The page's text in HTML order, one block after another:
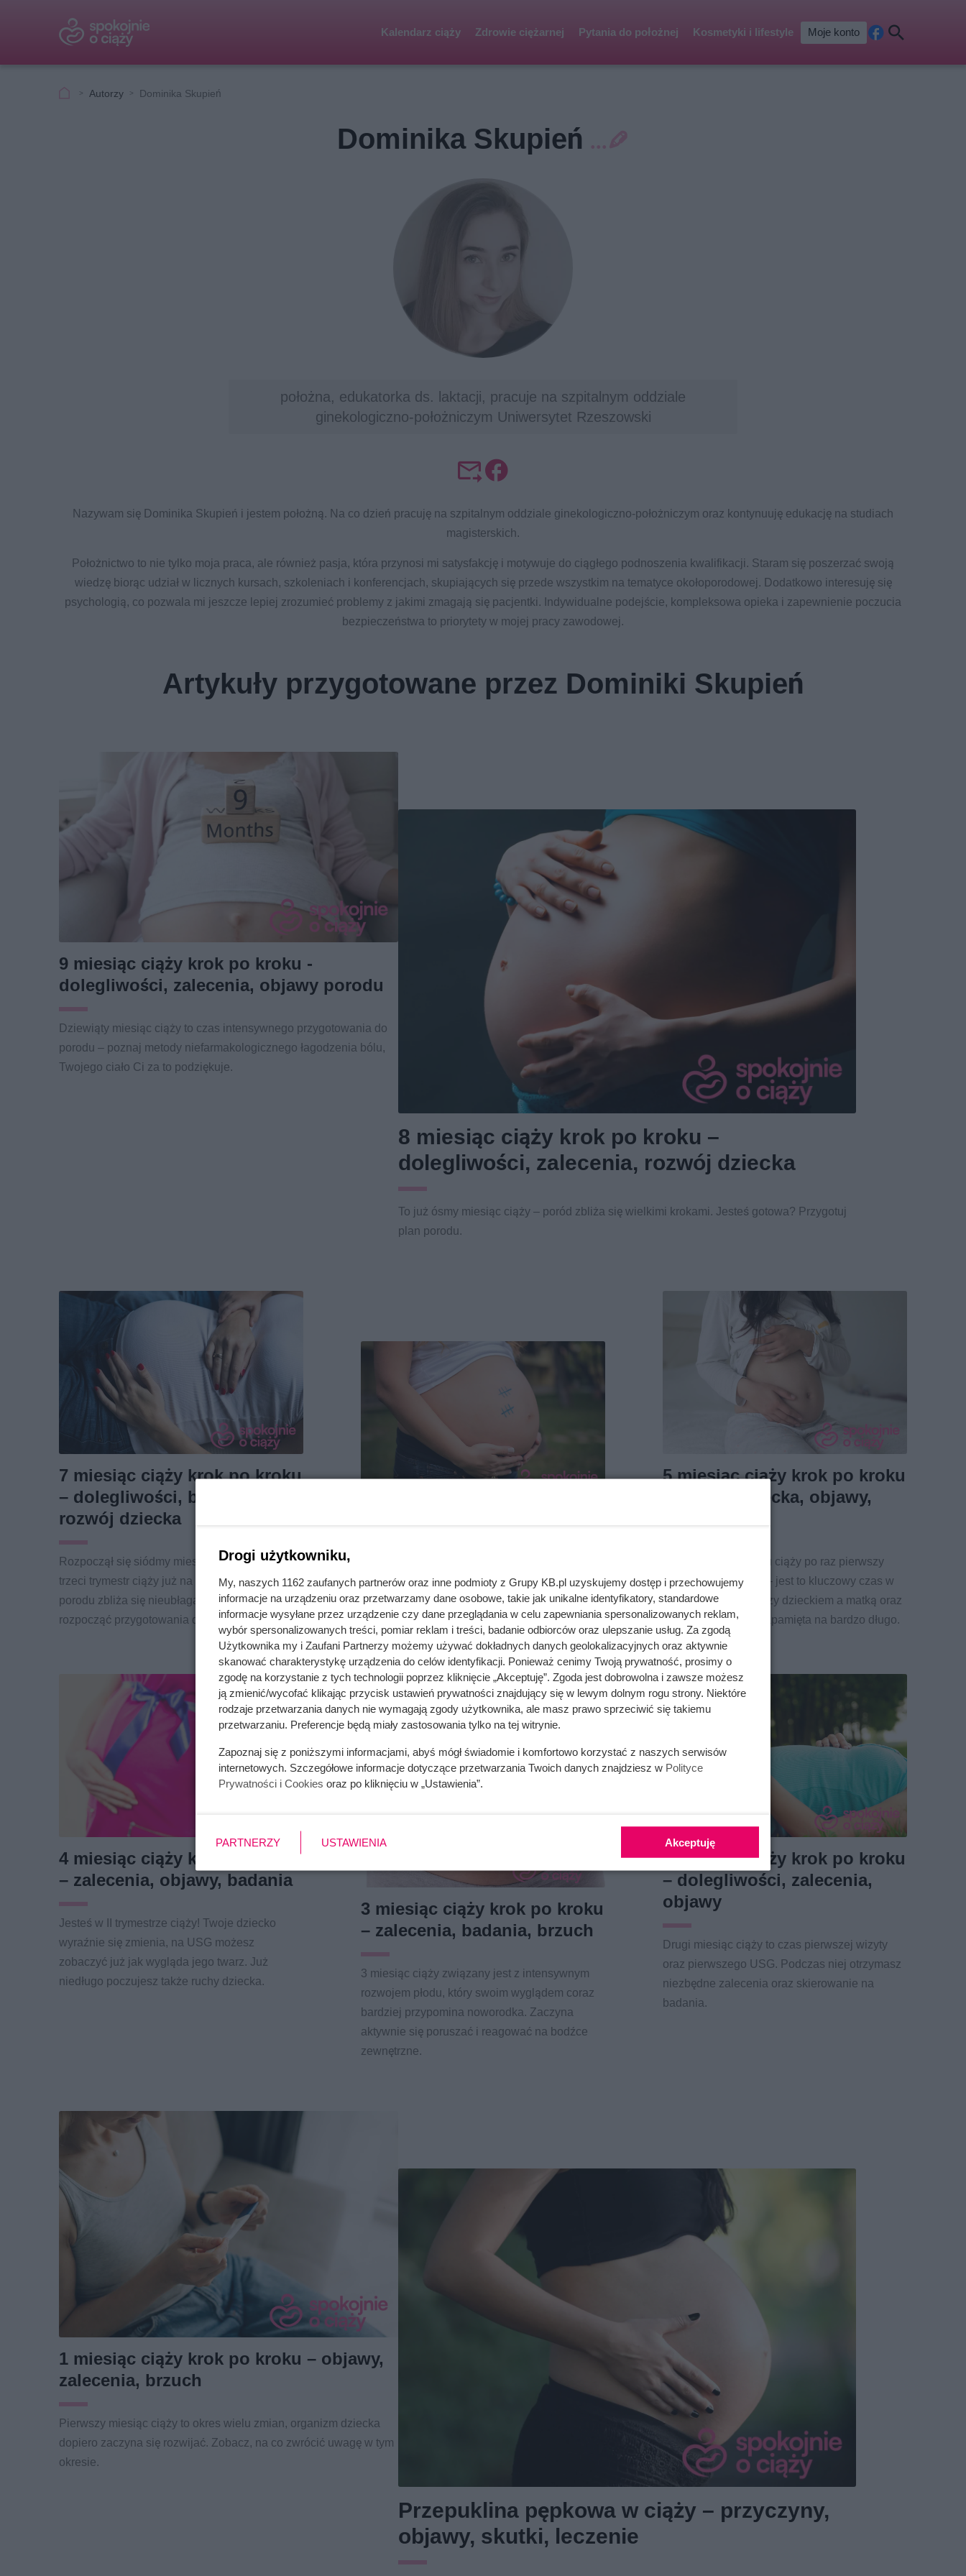
Kalendarz ciąży Zdrowie ciężarnej Pytania do położnej Kosmetyki i lifestyle Moje konto
cebkaj
Autorzy Dominika Skupień
Dominika Skupień
położna, edukatorka ds. laktacji, pracuje na szpitalnym oddziale
ginekologiczno-położniczym Uniwersytet Rzeszowski
Nazywam się Dominika Skupień i jestem położną. Na co dzień pracuję na szpitalnym oddziale ginekologiczno-położniczym oraz kontynuuję edukację na studiach
magisterskich.
Położnictwo to nie tylko moja praca, ale również pasja, która przynosi mi satysfakcję i motywuje do ciągłego podnoszenia kwalifikacji. Staram się poszerzać swoją
wiedzę biorąc udział w licznych kursach, szkoleniach i konferencjach, skupiających się przede wszystkim na tematyce okołoporodowej. Dodatkowo interesuję się
psychologią, co pozwala mi jeszcze lepiej zrozumieć problemy z jakimi zmagają się pacjentki. Indywidualne podejście, kompleksowa opieka i zapewnienie poczucia
bezpieczeństwa to priorytety w mojej pracy zawodowej.
Artykuły przygotowane przez Dominiki Skupień
9 miesiąc ciąży krok po kroku -
dolegliwości, zalecenia, objawy porodu
Dziewiąty miesiąc ciąży to czas intensywnego przygotowania do
porodu – poznaj metody niefarmakologicznego łagodzenia bólu,
Twojego ciało Ci za to podziękuje.
8 miesiąc ciąży krok po kroku –
dolegliwości, zalecenia, rozwój dziecka
To już ósmy miesiąc ciąży – poród zbliża się wielkimi krokami. Jesteś gotowa? Przygotuj
plan porodu.
7 miesiąc ciąży krok po kroku
– dolegliwości, badania,
rozwój dziecka
Rozpoczął się siódmy miesiąc ciąży, a więc
trzeci trymestr ciąży już na horyzoncie. Termin
porodu zbliża się nieubłaganie – to czas aby
rozpocząć przygotowania do porodu.
Początek 6 miesiąca to czas, kiedy powoli
oswajasz się z myślą o porodzie,
przygotowujesz najpotrzebniejsze rzeczy.
Jednak Twoje maleństwo nie jest jeszcze
gotowe aby się urodzić.
5 miesiąc ciąży krok po kroku
– rozwój dziecka, objawy,
Kobieta w 5 miesiącu ciąży po raz pierwszy
czuje ruchy dziecka – jest to kluczowy czas w
rozwoju relacje między dzieckiem a matką oraz
moment, który ona zapamięta na bardzo długo.
4 miesiąc ciąży krok po kroku
– zalecenia, objawy, badania
Jesteś w II trymestrze ciąży! Twoje dziecko
wyraźnie się zmienia, na USG możesz
zobaczyć już jak wygląda jego twarz. Już
niedługo poczujesz także ruchy dziecka.
3 miesiąc ciąży krok po kroku
– zalecenia, badania, brzuch
3 miesiąc ciąży związany jest z intensywnym
rozwojem płodu, który swoim wyglądem coraz
bardziej przypomina noworodka. Zaczyna
aktywnie się poruszać i reagować na bodźce
zewnętrzne.
2 miesiąc ciąży krok po kroku
– dolegliwości, zalecenia,
objawy
Drugi miesiąc ciąży to czas pierwszej wizyty
oraz pierwszego USG. Podczas niej otrzymasz
niezbędne zalecenia oraz skierowanie na
badania.
1 miesiąc ciąży krok po kroku – objawy,
zalecenia, brzuch
Pierwszy miesiąc ciąży to okres wielu zmian, organizm dziecka
dopiero zaczyna się rozwijać. Zobacz, na co zwrócić uwagę w tym
okresie.
Przepuklina pępkowa w ciąży – przyczyny,
objawy, skutki, leczenie
Drogi użytkowniku,
My, naszych 1162 zaufanych partnerów oraz inne podmioty z Grupy KB.pl uzyskujemy dostęp i przechowujemy
informacje na urządzeniu oraz przetwarzamy dane osobowe, takie jak unikalne identyfikatory, standardowe
informacje wysyłane przez urządzenie czy dane przeglądania w celu zapewniania spersonalizowanych reklam,
wybór spersonalizowanych treści, pomiar reklam i treści, badanie odbiorców oraz ulepszanie usług. Za zgodą
Użytkownika my i Zaufani Partnerzy możemy używać dokładnych danych geolokalizacyjnych oraz aktywnie
skanować charakterystykę urządzenia do celów identyfikacji. Ponieważ cenimy Twoją prywatność, prosimy o
zgodę na korzystanie z tych technologii poprzez kliknięcie „Akceptuję”. Zgoda jest dobrowolna i zawsze możesz
ją zmienić/wycofać klikając przycisk ustawień prywatności znajdujący się w lewym dolnym rogu strony. Niektóre
rodzaje przetwarzania danych nie wymagają zgody użytkownika, ale masz prawo sprzeciwić się takiemu
przetwarzaniu. Preferencje będą miały zastosowania tylko na tej witrynie.
Zapoznaj się z poniższymi informacjami, abyś mógł świadomie i komfortowo korzystać z naszych serwisów
internetowych. Szczegółowe informacje dotyczące przetwarzania Twoich danych znajdziesz w Polityce
Prywatności i Cookies oraz po kliknięciu w „Ustawienia”.
PARTNERZY USTAWIENIA Akceptuję